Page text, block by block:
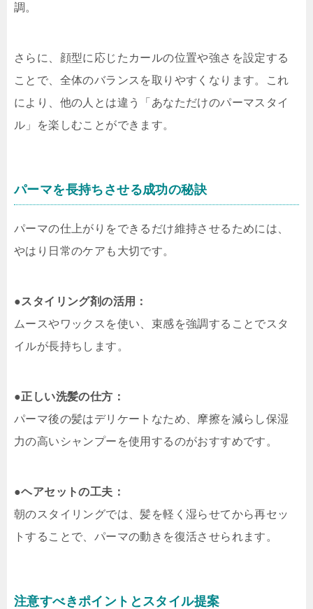
調。
さらに、顔型に応じたカールの位置や強さを設定する
ことで、全体のバランスを取りやすくなります。これ
により、他の人とは違う「あなただけのパーマスタイ
ル」を楽しむことができます。
パーマを長持ちさせる成功の秘訣
パーマの仕上がりをできるだけ維持させるためには、
やはり日常のケアも大切です。
●スタイリング剤の活用：
ムースやワックスを使い、束感を強調することでスタ
イルが長持ちします。
●正しい洗髪の仕方：
パーマ後の髪はデリケートなため、摩擦を減らし保湿
力の高いシャンプーを使用するのがおすすめです。
●ヘアセットの工夫：
朝のスタイリングでは、髪を軽く湿らせてから再セッ
トすることで、パーマの動きを復活させられます。
注意すべきポイントとスタイル提案